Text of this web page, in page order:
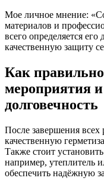
Мое личное мнение:
материалов и
всего определяется
качественную защиту
Как
мероприятия и
долговечность
После завершения
качественную
Также стоит
например, утеплитель
обеспечить надёжную